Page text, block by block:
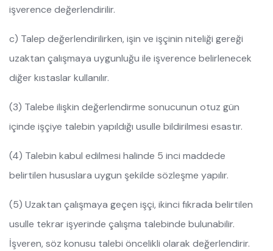
işverence değerlendirilir.
c) Talep değerlendirilirken, işin ve işçinin niteliği gereği
uzaktan çalışmaya uygunluğu ile işverence belirlenecek
diğer kıstaslar kullanılır.
(3) Talebe ilişkin değerlendirme sonucunun otuz gün
içinde işçiye talebin yapıldığı usulle bildirilmesi esastır.
(4) Talebin kabul edilmesi halinde 5 inci maddede
belirtilen hususlara uygun şekilde sözleşme yapılır.
(5) Uzaktan çalışmaya geçen işçi, ikinci fıkrada belirtilen
usulle tekrar işyerinde çalışma talebinde bulunabilir.
İşveren, söz konusu talebi öncelikli olarak değerlendirir.